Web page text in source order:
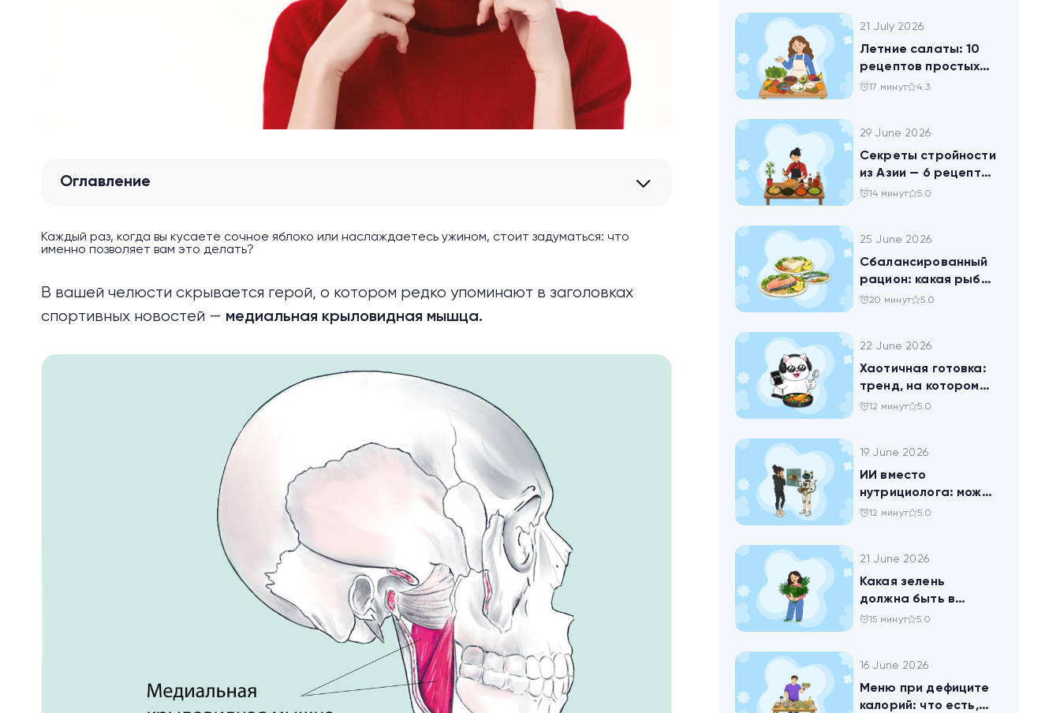
Оглавление
Каждый раз, когда вы кусаете сочное яблоко или наслаждаетесь ужином, стоит задуматься: что
именно позволяет вам это делать?
В вашей челюсти скрывается герой, о котором редко упоминают в заголовках
спортивных новостей — медиальная крыловидная мышца.
21 July 2026
Летние салаты: 10
рецептов простых
блюд для будней и
17 минут 4.3
29 June 2026
Секреты стройности
из Азии — 6 рецептов
китайских салатов
14 минут 5.0
25 June 2026
Сбалансированный
рацион: какая рыба
самая полезная
20 минут 5.0
22 June 2026
Хаотичная готовка:
тренд, на котором
похудел весь ТикТок
12 минут 5.0
19 June 2026
ИИ вместо
нутрициолога: можно
ли доверить
12 минут 5.0
21 June 2026
Какая зелень
должна быть в
тарелке
15 минут 5.0
16 June 2026
Меню при дефиците
калорий: что есть,